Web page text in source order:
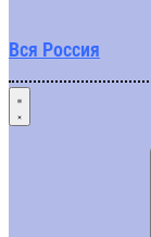
Вся Россия